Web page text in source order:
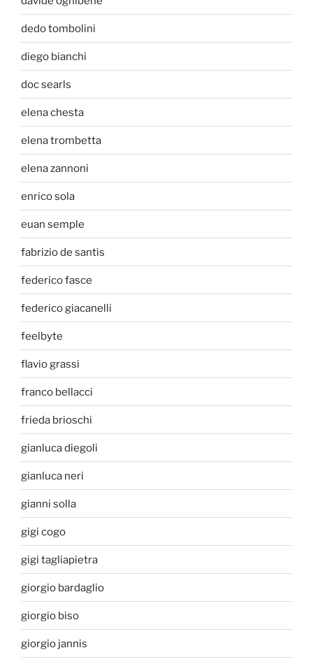
dedo tombolini
diego bianchi
doc searls
elena chesta
elena trombetta
elena zannoni
enrico sola
euan semple
fabrizio de santis
federico fasce
federico giacanelli
feelbyte
flavio grassi
franco bellacci
frieda brioschi
gianluca diegoli
gianluca neri
gianni solla
gigi cogo
gigi tagliapietra
giorgio bardaglio
giorgio biso
giorgio jannis